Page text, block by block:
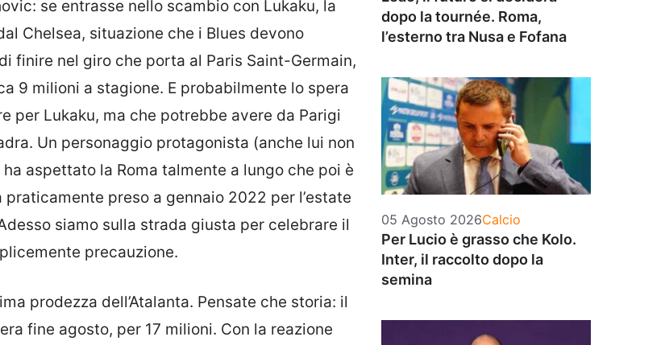
se entrasse nello scambio con Lukaku, la
Chelsea, situazione che i Blues devono
finire nel giro che porta al Paris Saint-Germain,
9 milioni a stagione. E probabilmente lo spera
per Lukaku, ma che potrebbe avere da Parigi
Un personaggio protagonista (anche lui non
aspettato la Roma talmente a lungo che poi è
preso a gennaio 2022 per l’estate
siamo sulla strada giusta per celebrare il
precauzione.
prodezza dell’Atalanta. Pensate che storia: il
fine agosto, per 17 milioni. Con la reazione
dopo la tournée. Roma,
l’esterno tra Nusa e Fofana
05 Agosto 2026Categorie
Calcio
Per Lucio è grasso che Kolo.
Inter, il raccolto dopo la
semina